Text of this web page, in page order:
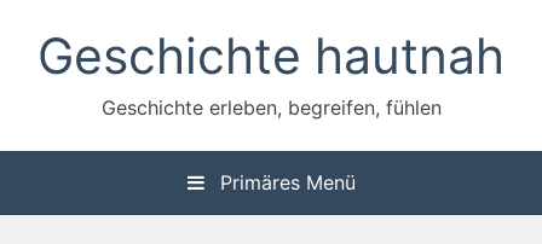
Inhalt
springenGeschichte hautnah
Geschichte erleben, begreifen, fühlen
Primäres Menü